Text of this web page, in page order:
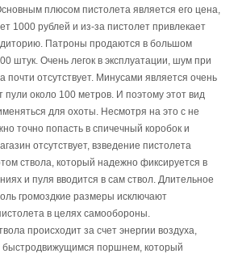
плюсом пистолета является его цена,
1000 рублей и из-за пистолет привлекает
Патроны продаются в большом
штук. Очень легок в эксплуатации, шум при
почти отсутствует. Минусами является очень
около 100 метров. И поэтому этот вид
для охоты. Несмотря на это с не
точно попасть в спичечный коробок и
отсутствует, взведение пистолета
ствола, который надежно фиксируется в
и пуля вводится в сам ствол. Длительное
громоздкие размеры исключают
в целях самообороны.
происходит за счет энергии воздуха,
быстродвижущимся поршнем, который